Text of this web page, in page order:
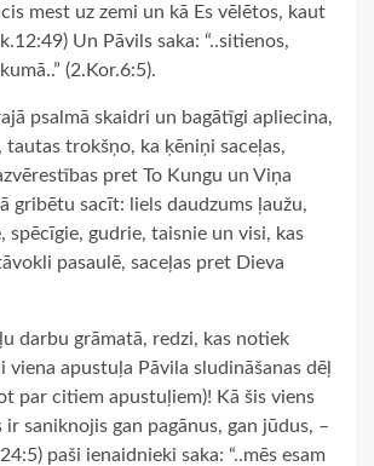
mest uz zemi un kā Es vēlētos, kaut
Un Pāvils saka: “..sitienos,
(2.Kor.6:5).
psalmā skaidri un bagātīgi apliecina,
tautas trokšņo, ka ķēniņi saceļas,
pret To Kungu un Viņa
gribētu sacīt: liels daudzums ļaužu,
spēcīgie, gudrie, taisnie un visi, kas
pasaulē, saceļas pret Dieva
darbu grāmatā, redzi, kas notiek
viena apustuļa Pāvila sludināšanas dēļ
par citiem apustuļiem)! Kā šis viens
ir saniknojis gan pagānus, gan jūdus, –
paši ienaidnieki saka: “..mēs esam